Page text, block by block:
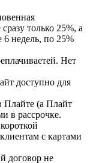
только 25%, а
6 недель, по 25%
Нет
доступно для
(а Плайт
в рассрочке.
с картами
договор не